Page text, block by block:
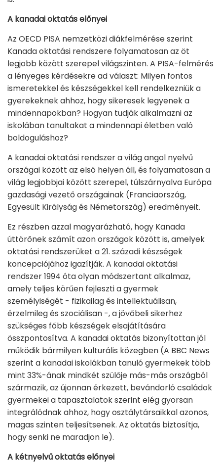
A kanadai oktatás előnyei
Az OECD PISA nemzetközi diákfelmérése szerint
Kanada oktatási rendszere folyamatosan az öt
legjobb között szerepel világszinten. A PISA-felmérés
a lényeges kérdésekre ad választ: Milyen fontos
ismeretekkel és készségekkel kell rendelkezniük a
gyerekeknek ahhoz, hogy sikeresek legyenek a
mindennapokban? Hogyan tudják alkalmazni az
iskolában tanultakat a mindennapi életben való
boldoguláshoz?
A kanadai oktatási rendszer a világ angol nyelvű
országai között az első helyen áll, és folyamatosan a
világ legjobbjai között szerepel, túlszárnyalva Európa
gazdasági vezető országainak (Franciaország,
Egyesült Királyság és Németország) eredményeit.
Ez részben azzal magyarázható, hogy Kanada
úttörőnek számít azon országok között is, amelyek
oktatási rendszerüket a 21. századi készségek
koncepciójához igazítják. A kanadai oktatási
rendszer 1994 óta olyan módszertant alkalmaz,
amely teljes körűen fejleszti a gyermek
személyiségét - fizikailag és intellektuálisan,
érzelmileg és szociálisan -, a jövőbeli sikerhez
szükséges főbb készségek elsajátítására
összpontosítva. A kanadai oktatás bizonyítottan jól
működik bármilyen kulturális közegben (A BBC News
szerint a kanadai iskolákban tanuló gyermekek több
mint 33%-ának mindkét szülője más-más országból
származik, az újonnan érkezett, bevándorló családok
gyermekei a tapasztalatok szerint elég gyorsan
integrálódnak ahhoz, hogy osztálytársaikkal azonos,
magas szinten teljesítsenek. Az oktatás biztosítja,
hogy senki ne maradjon le).
A kétnyelvű oktatás előnyei